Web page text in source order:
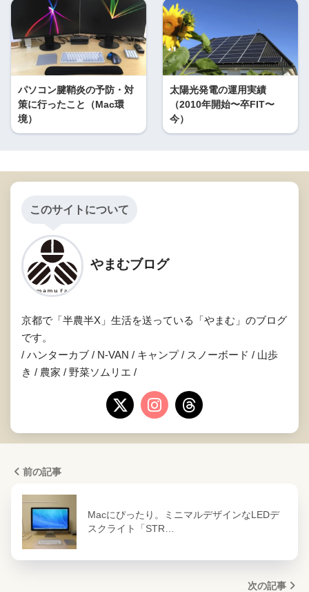
パソコン腱鞘炎の予防・対
策に行ったこと（Mac環
境）
太陽光発電の運用実績
（2010年開始〜卒FIT〜
今）
このサイトについて
やまむブログ
京都で「半農半X」生活を送っている「やまむ」のブログ
です。
/ ハンターカブ / N-VAN / キャンプ / スノーボード / 山歩
き / 農家 / 野菜ソムリエ /
前の記事
Macにぴったり。ミニマルデザインなLEDデ
スクライト「STR…
次の記事